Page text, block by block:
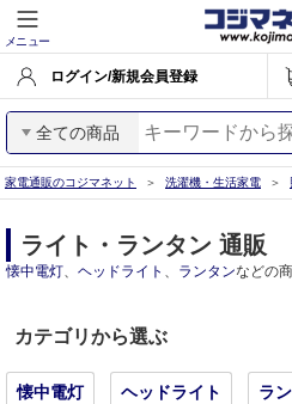
メニュー
ログイン/新規会員登録
全ての商品
家電通販のコジマネット 洗濯機・生活家電
ライト・ランタン 通販
懐中電灯、 ヘッドライト 、 ランタンなどの
カテゴリから選ぶ
懐中電灯 ヘッドライト ラ